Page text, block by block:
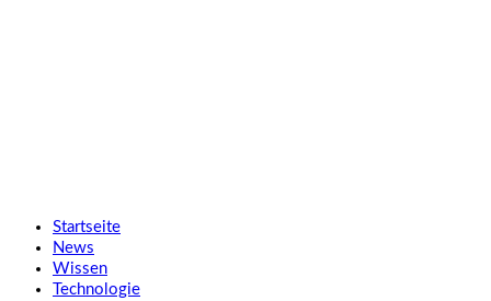
Startseite
News
Wissen
Technologie